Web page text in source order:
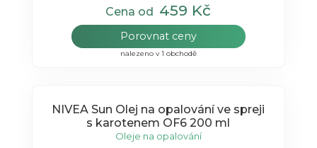
Cena od 459 Kč
Porovnat ceny
nalezeno v 1 obchodě
NIVEA Sun Olej na opalování ve spreji
s karotenem OF6 200 ml
Oleje na opalování